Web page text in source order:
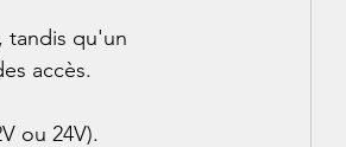
tandis qu'un
accès.
ou 24V).